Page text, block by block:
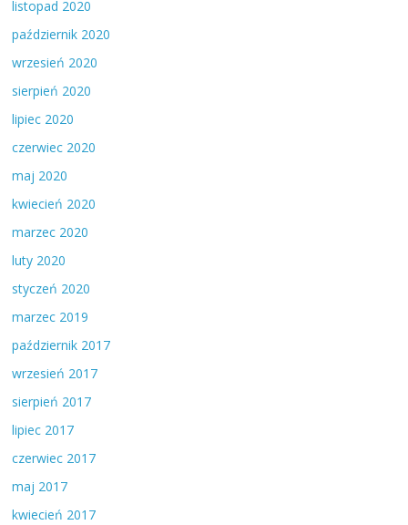
listopad 2020
październik 2020
wrzesień 2020
sierpień 2020
lipiec 2020
czerwiec 2020
maj 2020
kwiecień 2020
marzec 2020
luty 2020
styczeń 2020
marzec 2019
październik 2017
wrzesień 2017
sierpień 2017
lipiec 2017
czerwiec 2017
maj 2017
kwiecień 2017